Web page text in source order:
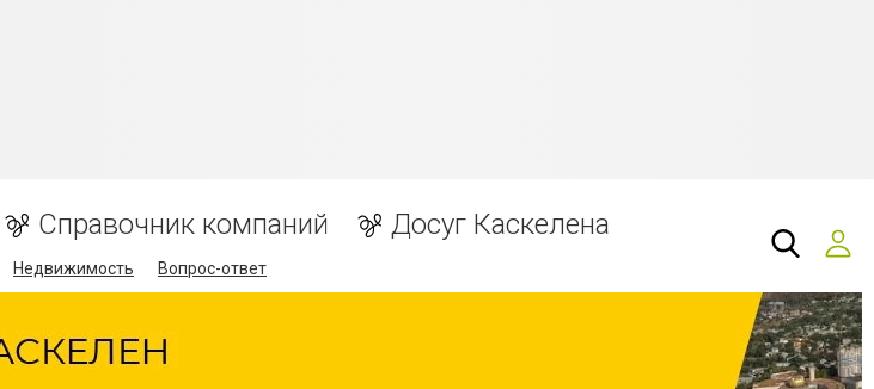
Справочник компаний Досуг Каскелена
Недвижимость Вопрос-ответ